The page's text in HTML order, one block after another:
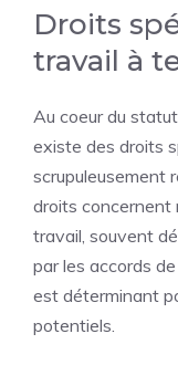
Droits
travail à
Au coeur du
existe des droits
scrupuleusement
droits concernent
travail, souvent
par les accords
est déterminant
potentiels.